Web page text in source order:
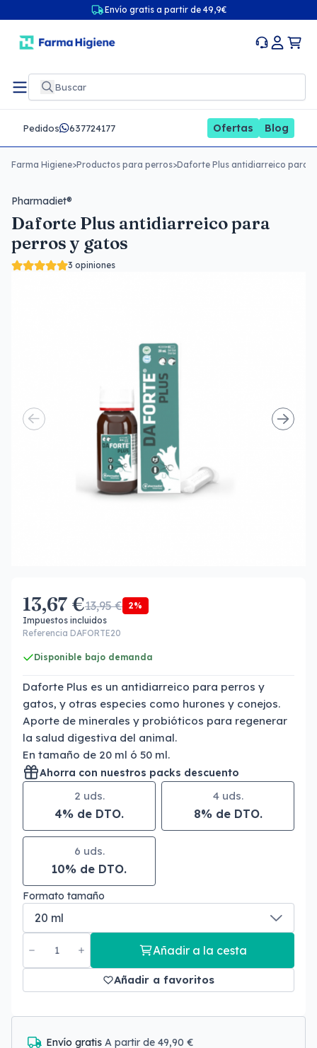
Envío gratis a partir de 49,9€
Pedidos 637724177 Ofertas Blog
Farma Higiene>Productos para perros>Daforte Plus antidiarreico para
Pharmadiet®
Daforte Plus antidiarreico para
perros y gatos
3 opiniones
13,67 €13,95 € 2%
Impuestos incluidos
Referencia DAFORTE20
Disponible bajo demanda
Daforte Plus es un antidiarreico para perros y
gatos, y otras especies como hurones y conejos.
Aporte de minerales y probióticos para regenerar
la salud digestiva del animal.
En tamaño de 20 ml ó 50 ml.
Ahorra con nuestros packs descuento
2 uds.
4% de DTO.
4 uds.
8% de DTO.
6 uds.
10% de DTO.
Formato tamaño
Añadir a la cesta
Añadir a favoritos
Envío gratis A partir de 49,90 €